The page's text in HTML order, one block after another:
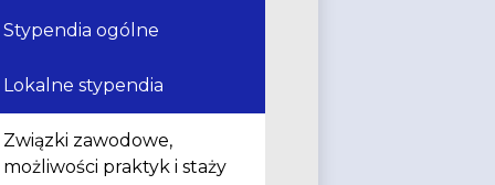
Stypendia ogólne
Lokalne stypendia
Związki zawodowe,
możliwości praktyk i staży